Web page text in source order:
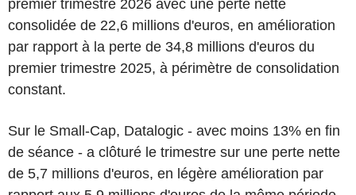
premier trimestre 2026 avec une perte nette
consolidée de 22,6 millions d'euros, en amélioration
par rapport à la perte de 34,8 millions d'euros du
premier trimestre 2025, à périmètre de consolidation
constant.
Sur le Small-Cap, Datalogic - avec moins 13% en fin
de séance - a clôturé le trimestre sur une perte nette
de 5,7 millions d'euros, en légère amélioration par